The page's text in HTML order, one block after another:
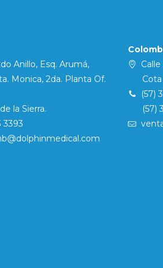
Anillo, Esq. Arumá,
Monica, 2da. Planta Of.
la Sierra.
3393
Cota -
(57)
(57)